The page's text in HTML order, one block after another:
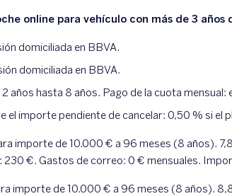
online para vehículo con más de 3
domiciliada en BBVA.
domiciliada en BBVA.
hasta 8 años. Pago de la cuota mensual:
importe pendiente de cancelar: 0,50 % si el
importe de 10.000 € a 96 meses (8 años).
230 €. Gastos de correo: 0 € mensuales.
importe de 10.000 € a 96 meses (8 años).